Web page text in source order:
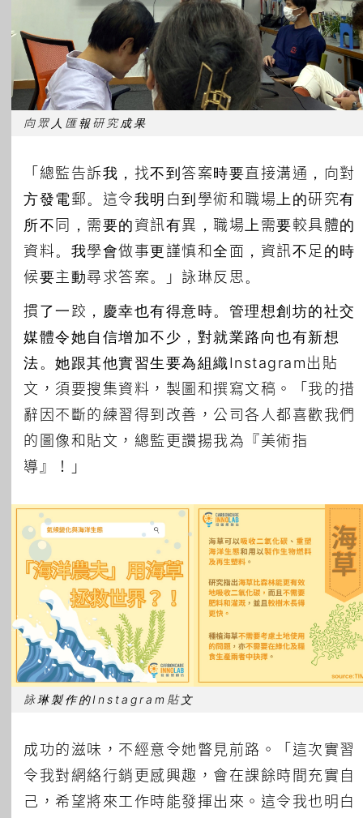
向眾人匯報研究成果
「總監告訴我，找不到答案時要直接溝通，向對
方發電郵。這令我明白到學術和職場上的研究有
所不同，需要的資訊有異，職場上需要較具體的
資料。我學會做事更謹慎和全面，資訊不足的時
候要主動尋求答案。」詠琳反思。
摜了一跤，慶幸也有得意時。管理想創坊的社交
媒體令她自信增加不少，對就業路向也有新想
法。她跟其他實習生要為組織Instagram出貼
文，須要搜集資料，製圖和撰寫文稿。「我的措
辭因不斷的練習得到改善，公司各人都喜歡我們
的圖像和貼文，總監更讚揚我為『美術指
導』！」
詠琳製作的Instagram貼文
成功的滋味，不經意令她瞥見前路。「這次實習
令我對網絡行銷更感興趣，會在課餘時間充實自
己，希望將來工作時能發揮出來。這令我也明白